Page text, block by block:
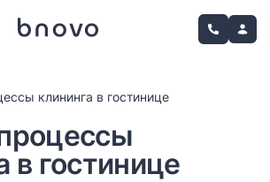
клининга в гостинице
в гостинице